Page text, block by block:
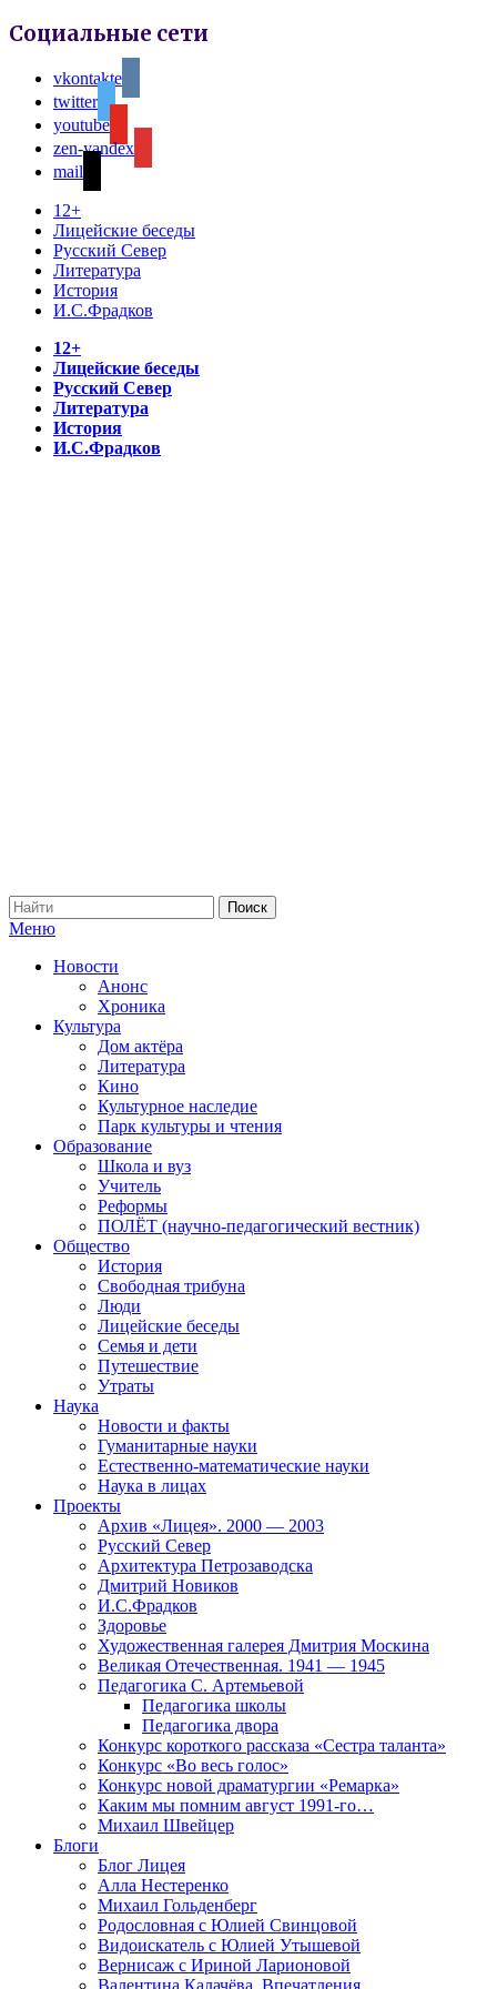
Социальные сети
vkontakte
twitter
youtube
zen-yandex
mail
12+
Лицейские беседы
Русский Север
Литература
История
И.С.Фрадков
12+
Лицейские беседы
Русский Север
Литература
История
И.С.Фрадков
Меню
Новости
Анонс
Хроника
Культура
Дом актёра
Литература
Кино
Культурное наследие
Парк культуры и чтения
Образование
Школа и вуз
Учитель
Реформы
ПОЛЁТ (научно-педагогический вестник)
Общество
История
Свободная трибуна
Люди
Лицейские беседы
Семья и дети
Путешествие
Утраты
Наука
Новости и факты
Гуманитарные науки
Естественно-математические науки
Наука в лицах
Проекты
Архив «Лицея». 2000 — 2003
Русский Север
Архитектура Петрозаводска
Дмитрий Новиков
И.С.Фрадков
Здоровье
Художественная галерея Дмитрия Москина
Великая Отечественная. 1941 — 1945
Педагогика С. Артемьевой
Педагогика школы
Педагогика двора
Конкурс короткого рассказа «Сестра таланта»
Конкурс «Во весь голос»
Конкурс новой драматургии «Ремарка»
Каким мы помним август 1991-го…
Михаил Швейцер
Блоги
Блог Лицея
Алла Нестеренко
Михаил Гольденберг
Родословная с Юлией Свинцовой
Видоискатель с Юлией Утышевой
Вернисаж с Ириной Ларионовой